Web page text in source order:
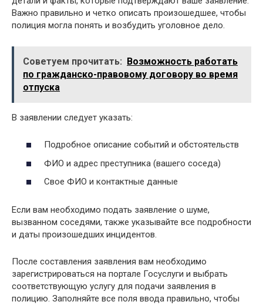
Важно правильно и четко описать произошедшее, чтобы
полиция могла понять и возбудить уголовное дело.
Советуем прочитать: Возможность работать
по гражданско-правовому договору во время
отпуска
В заявлении следует указать:
Подробное описание событий и обстоятельств
ФИО и адрес преступника (вашего соседа)
Свое ФИО и контактные данные
Если вам необходимо подать заявление о шуме,
вызванном соседями, также указывайте все подробности
и даты произошедших инцидентов.
После составления заявления вам необходимо
зарегистрироваться на портале Госуслуги и выбрать
соответствующую услугу для подачи заявления в
полицию. Заполняйте все поля ввода правильно, чтобы